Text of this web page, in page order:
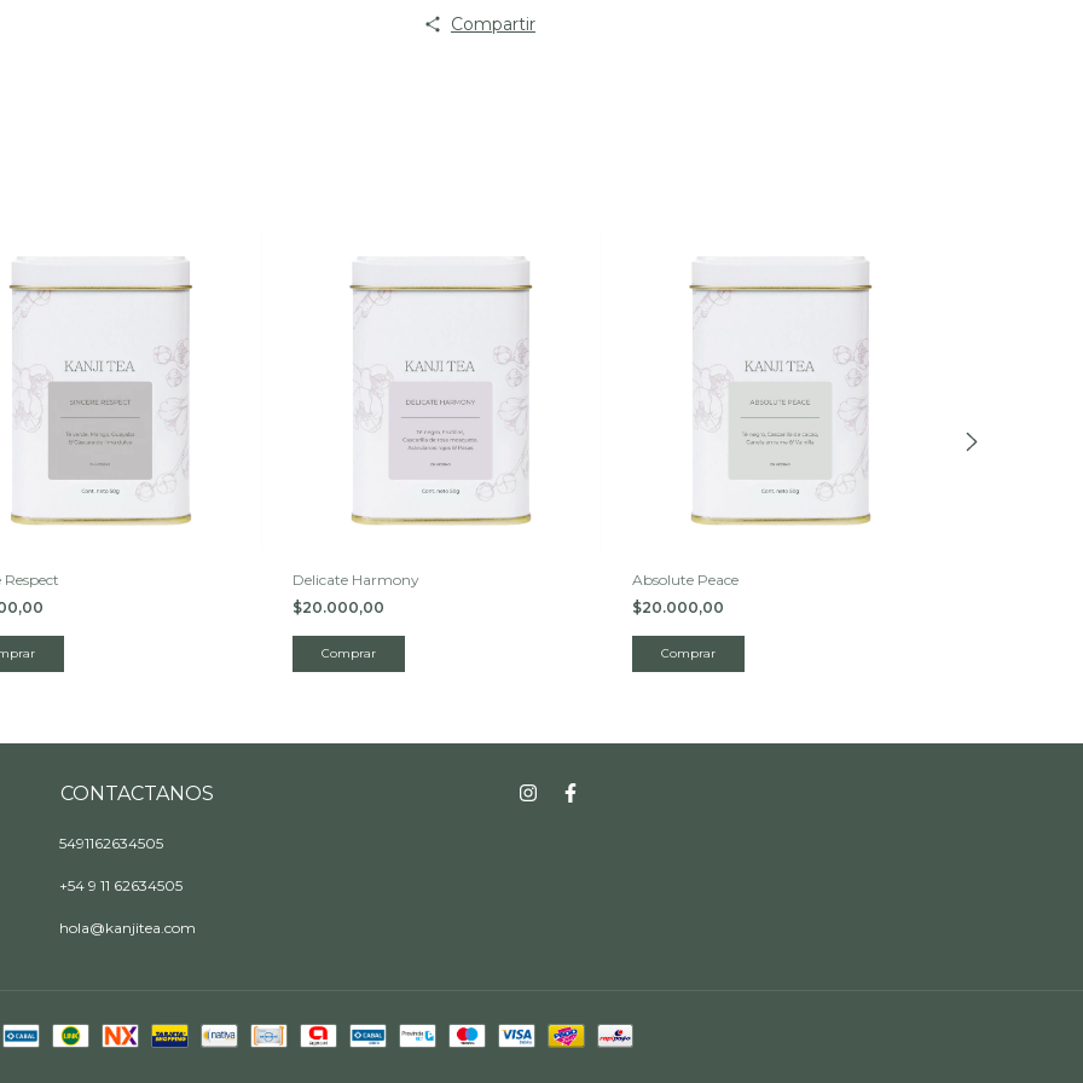
Compartir
Respect
Delicate Harmony
$20.000,00
Absolute Peace
$20.000,00
CONTACTANOS
5491162634505
+54 9 11 62634505
hola@kanjitea.com